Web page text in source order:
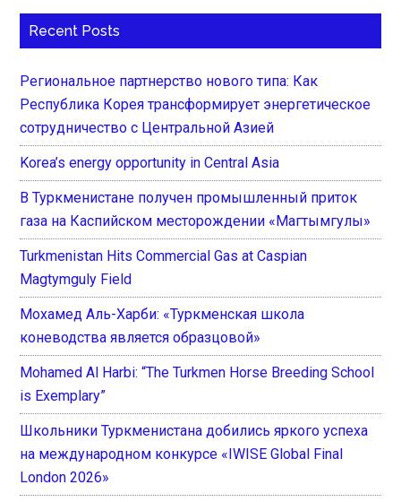
Recent Posts
Региональное партнерство нового типа: Как
Республика Корея трансформирует энергетическое
сотрудничество с Центральной Азией
Korea’s energy opportunity in Central Asia
В Туркменистане получен промышленный приток
газа на Каспийском месторождении «Магтымгулы»
Turkmenistan Hits Commercial Gas at Caspian
Magtymguly Field
Мохамед Аль-Харби: «Туркменская школа
коневодства является образцовой»
Mohamed Al Harbi: “The Turkmen Horse Breeding School
is Exemplary”
Школьники Туркменистана добились яркого успеха
на международном конкурсе «IWISE Global Final
London 2026»